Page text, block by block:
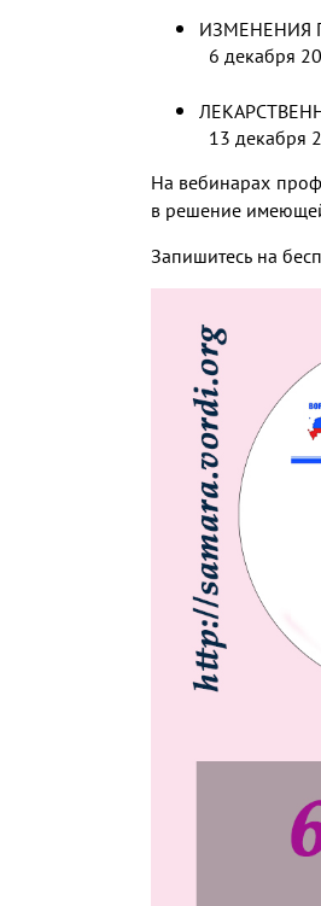
ИЗМЕНЕНИЯ
6 декабря
13
На вебинарах
в решение
Запишитесь на